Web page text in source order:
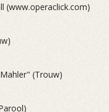
(www.operaclick.com)
(Trouw)